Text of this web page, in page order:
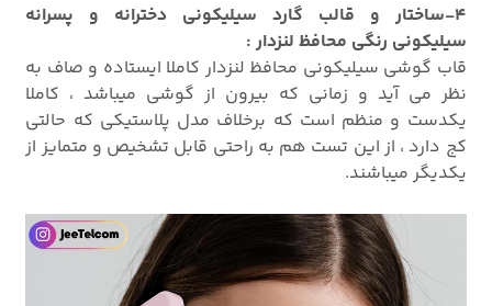
4-ساختار و قالب گارد سیلیکونی دخترانه و پسرانه
سیلیکونی رنگی محافظ لنزدار :
قاب گوشی سیلیکونی محافظ لنزدار کاملا ایستاده و صاف به
نظر می آید و زمانی که بیرون از گوشی میباشد ، کاملا
یکدست و منظم است که برخلاف مدل پلاستیکی که حالتی
کج دارد ، از این تست هم به راحتی قابل تشخیص و متمایز از
یکدیگر میباشند.